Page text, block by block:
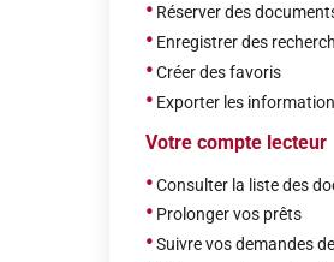
• Réserver des
• Enregistrer des
•Créer des favoris
• Exporter les
Votre compte lecteur
•Consulter la liste des
• Prolonger vos prêts
•Suivre vos demandes